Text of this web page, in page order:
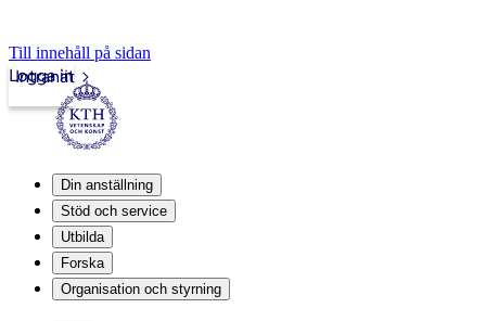
Till innehåll på sidan
Intranät
Logga in
Din anställning
Stöd och service
Utbilda
Forska
Organisation och styrning